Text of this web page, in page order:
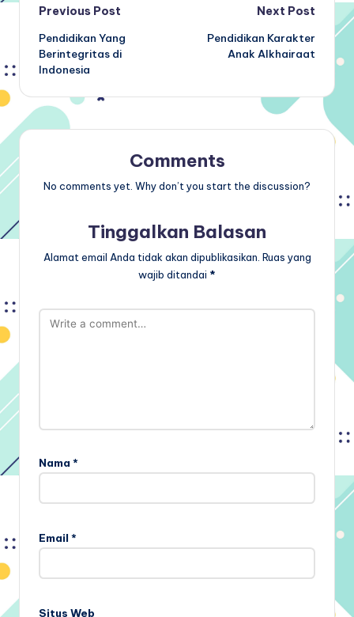
Post
navigation
Previous Post
Pendidikan Yang
Berintegritas di
Indonesia
Next Post
Pendidikan Karakter
Anak Alkhairaat
Comments
No comments yet. Why don’t you start the discussion?
Tinggalkan Balasan
Alamat email Anda tidak akan dipublikasikan. Ruas yang
wajib ditandai *
Nama *
Email *
Situs Web